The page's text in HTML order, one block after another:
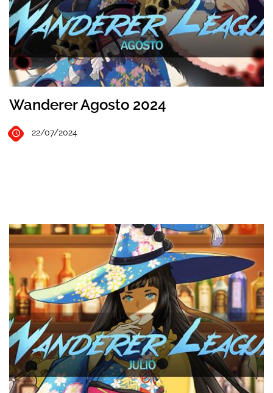
Wanderer Agosto 2024
22/07/2024